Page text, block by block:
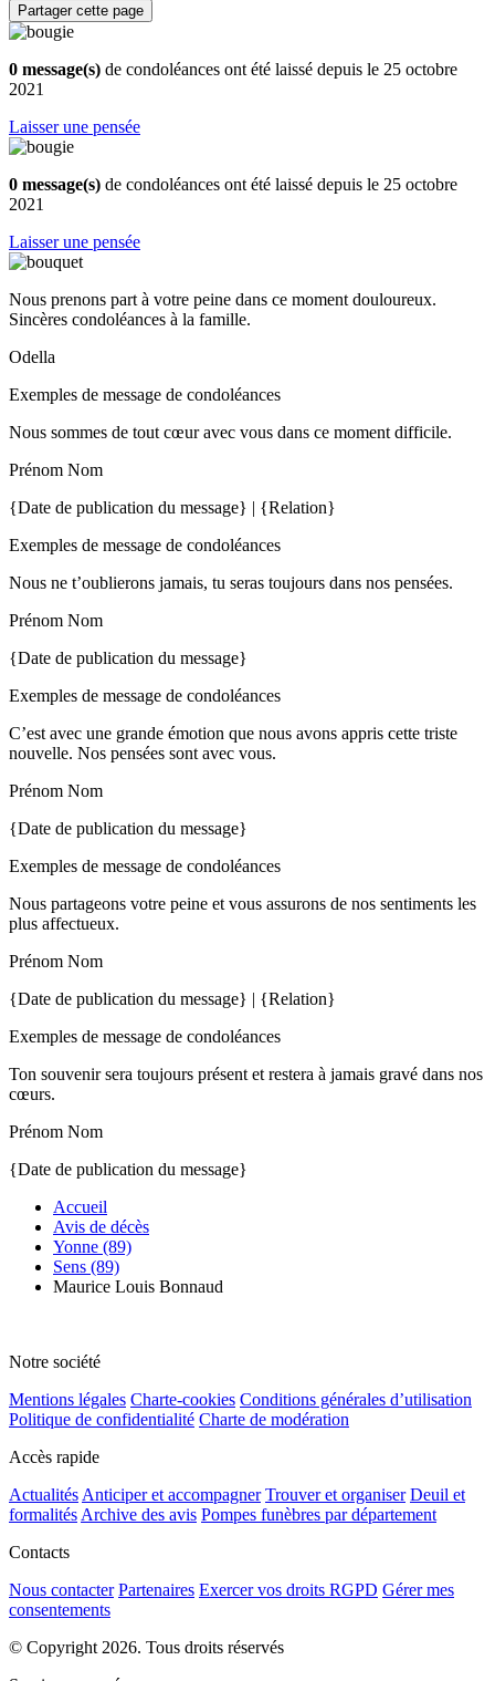
Partager cette page
0 message(s) de condoléances ont été laissé depuis le 25 octobre
2021
Laisser une pensée
0 message(s) de condoléances ont été laissé depuis le 25 octobre
2021
Laisser une pensée
Nous prenons part à votre peine dans ce moment douloureux.
Sincères condoléances à la famille.
Odella
Exemples de message de condoléances
Nous sommes de tout cœur avec vous dans ce moment difficile.
Prénom Nom
{Date de publication du message} | {Relation}
Exemples de message de condoléances
Nous ne t’oublierons jamais, tu seras toujours dans nos pensées.
Prénom Nom
{Date de publication du message}
Exemples de message de condoléances
C’est avec une grande émotion que nous avons appris cette triste
nouvelle. Nos pensées sont avec vous.
Prénom Nom
{Date de publication du message}
Exemples de message de condoléances
Nous partageons votre peine et vous assurons de nos sentiments les
plus affectueux.
Prénom Nom
{Date de publication du message} | {Relation}
Exemples de message de condoléances
Ton souvenir sera toujours présent et restera à jamais gravé dans nos
cœurs.
Prénom Nom
{Date de publication du message}
Accueil
Avis de décès
Yonne (89)
Sens (89)
Maurice Louis Bonnaud
Notre société
Mentions légales Charte-cookies Conditions générales d’utilisation
Politique de confidentialité Charte de modération
Accès rapide
Actualités Anticiper et accompagner Trouver et organiser Deuil et
formalités Archive des avis Pompes funèbres par département
Contacts
Nous contacter Partenaires Exercer vos droits RGPD Gérer mes
consentements
© Copyright 2026. Tous droits réservés